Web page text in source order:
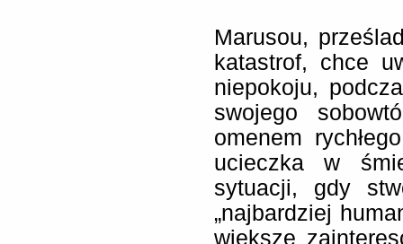
Marusou,
katastrof, chce
niepokoju,
swojego
omenem
ucieczka w
sytuacji, gdy
„najbardziej
większe